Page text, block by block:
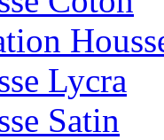
Lycra
Satin